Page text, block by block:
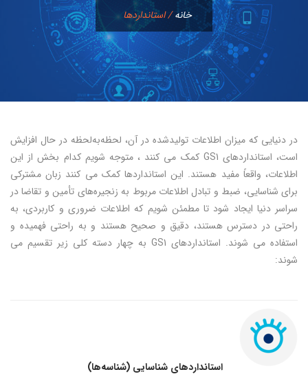
خانه/استانداردها
در دنیایی که میزان اطلاعات تولیدشده در آن، لحظه‌به‌لحظه در حال افزایش
است، استانداردهای GS1 کمک می کنند ، متوجه شویم کدام بخش از این
اطلاعات، واقعاً مفید هستند. این استانداردها کمک می کنند زبان مشترکی
برای شناسایی، ضبط و تبادل اطلاعات مربوط به زنجیره‌های تأمین و تقاضا در
سراسر دنیا ایجاد شود تا مطمئن شویم که اطلاعات ضروری و کاربردی، به
راحتی در دسترس هستند، دقیق و صحیح هستند و به راحتی فهمیده و
استفاده می شوند. استانداردهای GS1 به چهار دسته کلی زیر تقسیم می
شوند:
استانداردهای شناسایی (شناسه‌ها)